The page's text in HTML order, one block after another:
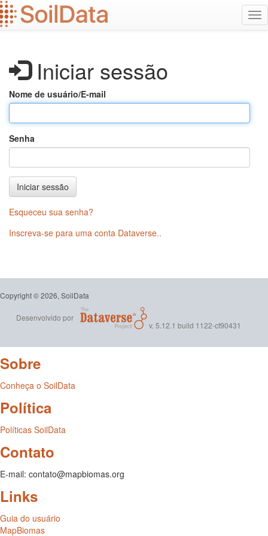
Ir
para
o
Iniciar sessão
Nome de usuário/E-mail
Senha
Iniciar sessão
Esqueceu sua senha?
Inscreva-se para uma conta Dataverse..
Copyright © 2026, SoilData
Desenvolvido por
v. 5.12.1 build 1122-cf90431
Sobre
Conheça o SoilData
Política
Políticas SoilData
Contato
E-mail: contato@mapbiomas.org
Links
Guia do usuário
MapBiomas